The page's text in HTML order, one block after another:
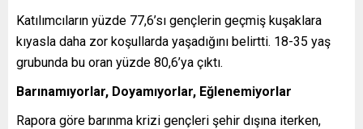
Katılımcıların yüzde 77,6’sı gençlerin geçmiş kuşaklara
kıyasla daha zor koşullarda yaşadığını belirtti. 18-35 yaş
grubunda bu oran yüzde 80,6’ya çıktı.
Barınamıyorlar, Doyamıyorlar, Eğlenemiyorlar
Rapora göre barınma krizi gençleri şehir dışına iterken,